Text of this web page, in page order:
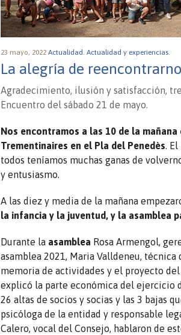
23 mayo, 2022 Actualidad. Actualidad y experiencias.
La alegría de
Agradecimiento, ilusión y satisfacción,
Encuentro del sábado 21 de mayo.
Nos encontramos a las 10 de la
Trementinaires en el Pla del Penedès.
todos teníamos muchas ganas de
y entusiasmo.
A las diez y media de la mañana
la infancia y la juventud, y la asamblea
Durante la asamblea Rosa Armengol,
asamblea 2021, Maria Valldeneu,
memoria de actividades y el proyecto
explicó la parte económica del ejercicio
26 altas de socios y socias y las 3 bajas
psicóloga de la entidad y responsable
Calero, vocal del Consejo, hablaron de